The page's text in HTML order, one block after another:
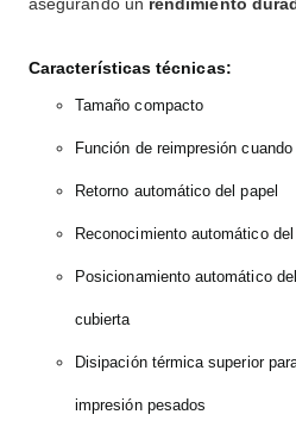
asegurando un rendimiento
Características técnicas:
Tamaño compacto
Función de reimpresión
Retorno automático del papel
Reconocimiento automático del
Posicionamiento automático
cubierta
Disipación térmica superior
impresión pesados